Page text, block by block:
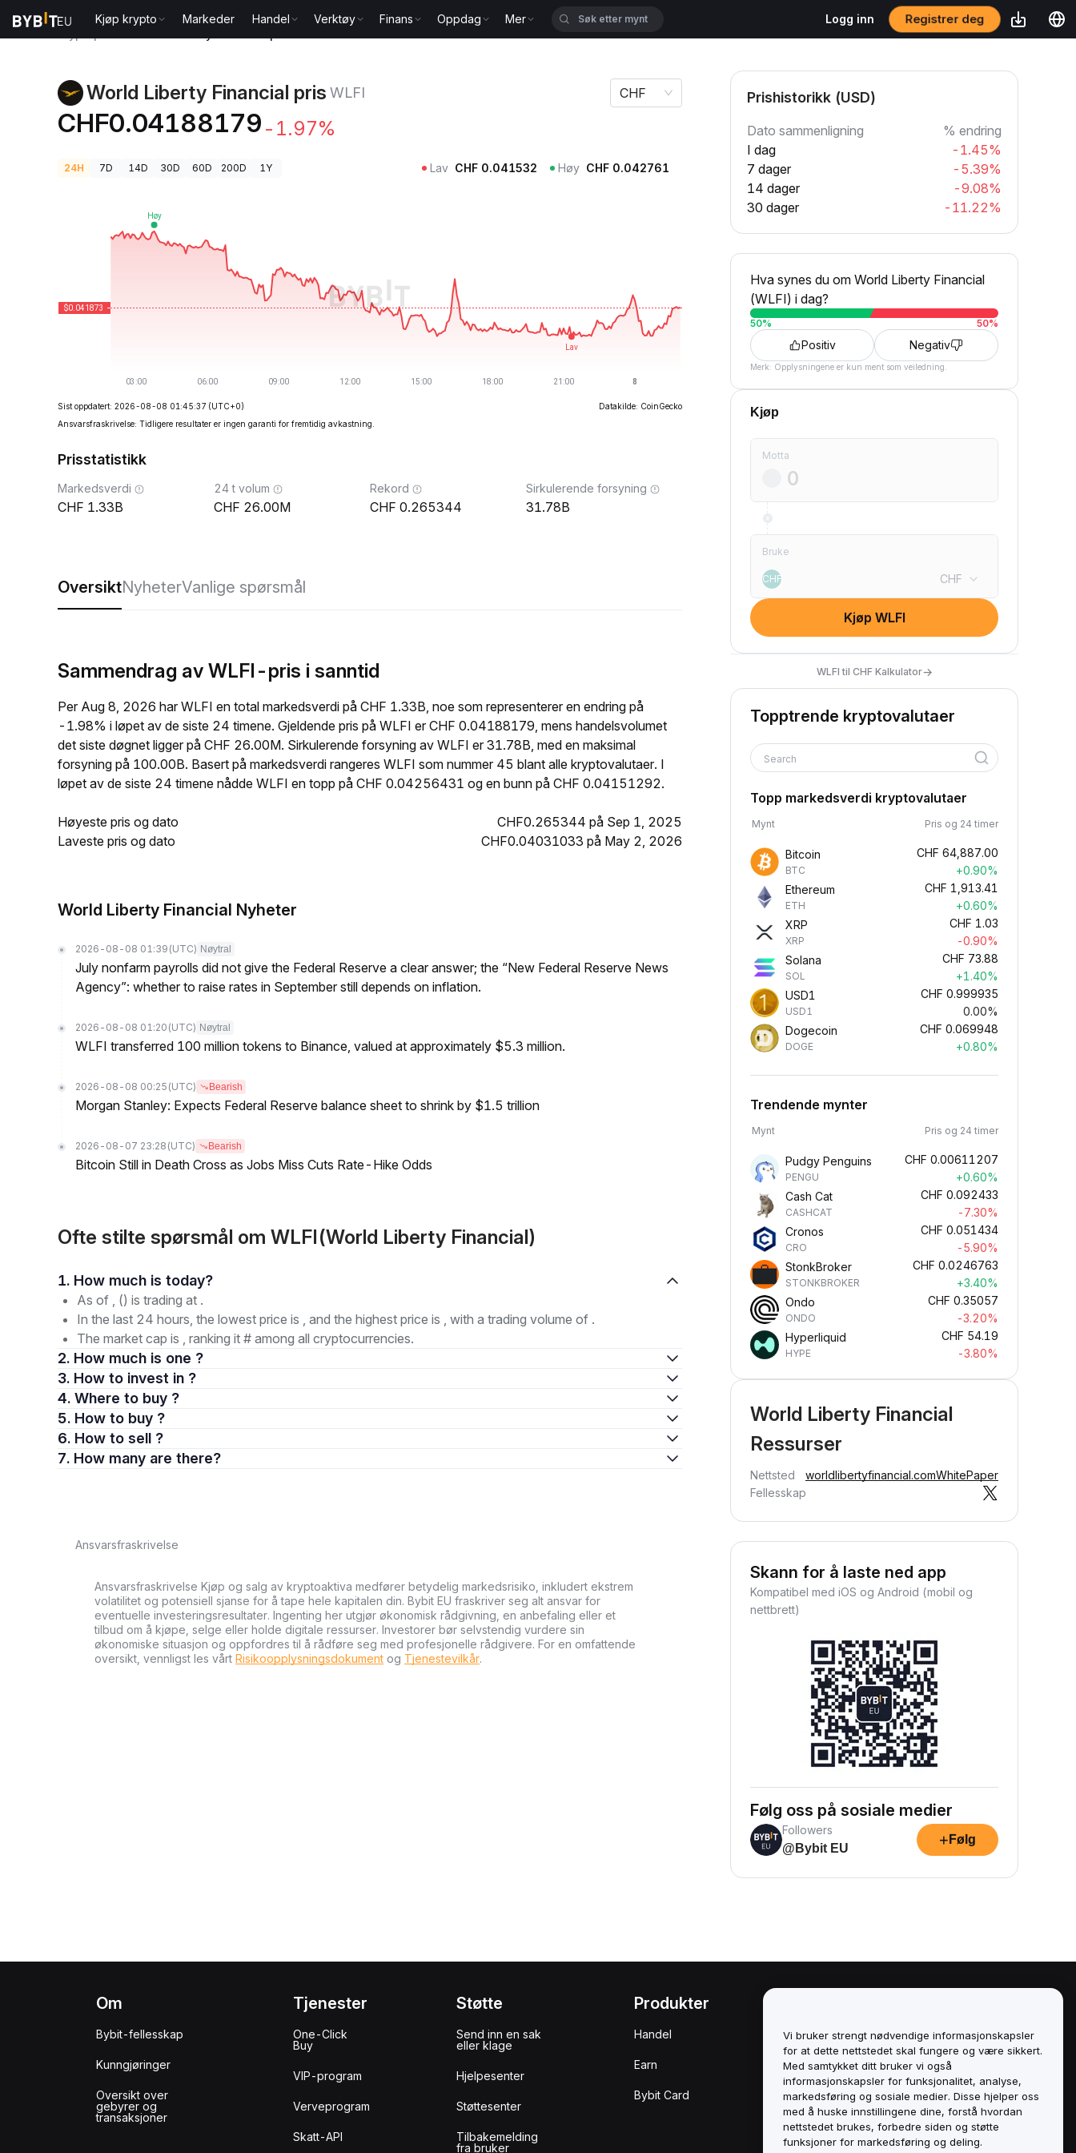
Kjøp krypto Markeder Handel Verktøy Finans Oppdag Mer Logg inn Registrer deg
World Liberty Financial pris WLFI
CHF0.04188179 -1.97%
CHF
24H 7D 14D 30D 60D 200D 1Y Lav CHF 0.041532 Høy CHF 0.042761
Sist oppdatert: 2026-08-08 01:45:37 (UTC+0)
Datakilde: CoinGecko
Ansvarsfraskrivelse: Tidligere resultater er ingen garanti for fremtidig avkastning.
Prisstatistikk
Markedsverdi
1.33B
24 t volum
26.00M
Rekord
0.265344
Sirkulerende forsyning
31.78B
OversiktNyheterVanlige spørsmål
Sammendrag av WLFI-pris i sanntid
Per Aug 8, 2026 har WLFI en total markedsverdi på CHF 1.33B, noe som representerer en endring på
-1.98% i løpet av de siste 24 timene. Gjeldende pris på WLFI er CHF 0.04188179, mens handelsvolumet
det siste døgnet ligger på CHF 26.00M. Sirkulerende forsyning av WLFI er 31.78B, med en maksimal
forsyning på 100.00B. Basert på markedsverdi rangeres WLFI som nummer 45 blant alle kryptovalutaer. I
løpet av de siste 24 timene nådde WLFI en topp på CHF 0.04256431 og en bunn på CHF 0.04151292.
Høyeste pris og dato
CHF0.265344 på Sep 1, 2025
Laveste pris og dato
CHF0.04031033 på May 2, 2026
World Liberty Financial Nyheter
2026-08-08 01:39 (UTC) Nøytral
July nonfarm payrolls did not give the Federal Reserve a clear answer; the “New Federal Reserve News
Agency”: whether to raise rates in September still depends on inflation.
2026-08-08 01:20 (UTC) Nøytral
WLFI transferred 100 million tokens to Binance, valued at approximately $5.3 million.
2026-08-08 00:25 (UTC) Bearish
Morgan Stanley: Expects Federal Reserve balance sheet to shrink by $1.5 trillion
2026-08-07 23:28 (UTC) Bearish
Bitcoin Still in Death Cross as Jobs Miss Cuts Rate-Hike Odds
Ofte stilte spørsmål om WLFI(World Liberty Financial)
1. How much is today?
As of , () is trading at .
In the last 24 hours, the lowest price is , and the highest price is , with a trading volume of .
The market cap is , ranking it # among all cryptocurrencies.
2. How much is one ?
3. How to invest in ?
4. Where to buy ?
5. How to buy ?
6. How to sell ?
7. How many are there?
Ansvarsfraskrivelse
Ansvarsfraskrivelse Kjøp og salg av kryptoaktiva medfører betydelig markedsrisiko, inkludert ekstrem
volatilitet og potensiell sjanse for å tape hele kapitalen din. Bybit EU fraskriver seg alt ansvar for
eventuelle investeringsresultater. Ingenting her utgjør økonomisk rådgivning, en anbefaling eller et
tilbud om å kjøpe, selge eller holde digitale ressurser. Investorer bør selvstendig vurdere sin
økonomiske situasjon og oppfordres til å rådføre seg med profesjonelle rådgivere. For en omfattende
oversikt, vennligst les vårt Risikoopplysningsdokument og Tjenestevilkår.
Prishistorikk (USD)
Dato sammenligning
% endring
I dag
-1.45%
7 dager
-5.39%
14 dager
-9.08%
30 dager
-11.22%
Hva synes du om World Liberty Financial
(WLFI) i dag?
50% 50%
Positiv Negativ
Merk: Opplysningene er kun ment som veiledning.
Kjøp
Motta
Bruke
CHF CHF
Kjøp WLFI
WLFI til CHF Kalkulator→
Topptrende kryptovalutaer
Search
Topp markedsverdi kryptovalutaer
Mynt Pris og 24 timer
Bitcoin
BTC
CHF 64,887.00
+0.90%
Ethereum
ETH
CHF 1,913.41
+0.60%
XRP
XRP
CHF 1.03
-0.90%
Solana
SOL
CHF 73.88
+1.40%
USD1
USD1
CHF 0.999935
0.00%
Dogecoin
DOGE
CHF 0.069948
+0.80%
Trendende mynter
Mynt Pris og 24 timer
Pudgy Penguins
PENGU
CHF 0.00611207
+0.60%
Cash Cat
CASHCAT
CHF 0.092433
-7.30%
Cronos
CRO
CHF 0.051434
-5.90%
StonkBroker
STONKBROKER
CHF 0.0246763
+3.40%
Ondo
ONDO
CHF 0.35057
-3.20%
Hyperliquid
HYPE
CHF 54.19
-3.80%
World Liberty Financial
Ressurser
Nettsted worldlibertyfinancial.comWhitePaper
Fellesskap
Skann for å laste ned app
Kompatibel med iOS og Android (mobil og
nettbrett)
Følg oss på sosiale medier
Followers
@Bybit EU
+ Følg
Om
Bybit-fellesskap
Kunngjøringer
Oversikt over
gebyrer og
transaksjoner
Tjenester
One-Click
Buy
VIP-program
Verveprogram
Skatt-API
Støtte
Send inn en sak
eller klage
Hjelpesenter
Støttesenter
Tilbakemelding
fra bruker
Produkter
Handel
Earn
Bybit Card
Retningslinjer for
interessekonflikter
Sammendrag av retningslinjene for
oppbevaring og administrasjon
ESG-informasjon
Crypto-Asset White Papers
Vi bruker strengt nødvendige informasjonskapsler
for at dette nettstedet skal fungere og være sikkert.
Med samtykket ditt bruker vi også
informasjonskapsler for funksjonalitet, analyse,
markedsføring og sosiale medier. Disse hjelper oss
med å huske innstillingene dine, forstå hvordan
nettstedet brukes, forbedre siden og støtte
funksjoner for markedsføring og deling.